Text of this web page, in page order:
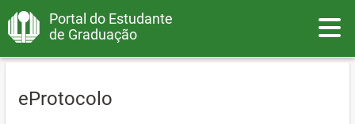
Portal do Estudante
de Graduação
eProtocolo